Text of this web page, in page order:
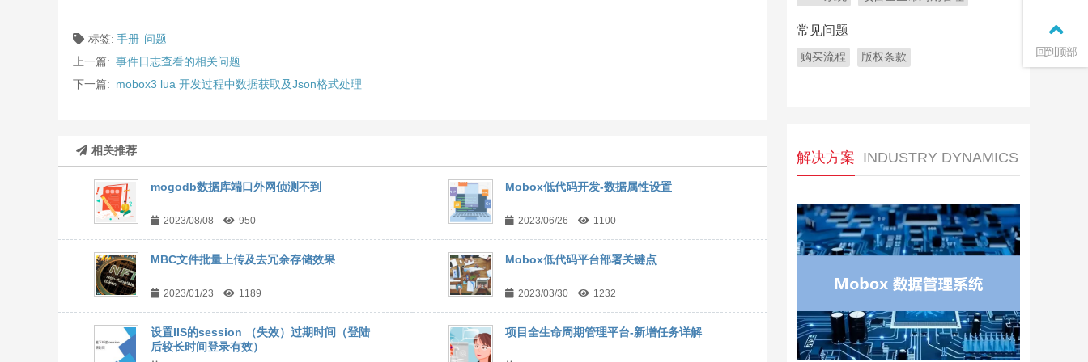
标签: 手册 问题
上一篇: 事件日志查看的相关问题
下一篇: mobox3 lua 开发过程中数据获取及Json格式处理
相关推荐
mogodb数据库端口外网侦测不到
2023/08/08 950
Mobox低代码开发-数据属性设置
2023/06/26 1100
MBC文件批量上传及去冗余存储效果
2023/01/23 1189
Mobox低代码平台部署关键点
2023/03/30 1232
设置IIS的session （失效）过期时间（登陆
后较长时间登录有效）
项目全生命周期管理平台-新增任务详解
常见问题
购买流程 版权条款
解决方案 INDUSTRY DYNAMICS
回到顶部